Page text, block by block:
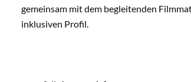
gemeinsam mit dem begleitenden
inklusiven Profil.